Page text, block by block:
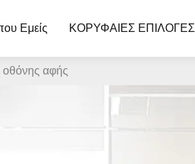
Εμείς ΚΟΡΥΦΑΙΕΣ ΕΠΙΛΟΓΕΣ
οθόνης αφής